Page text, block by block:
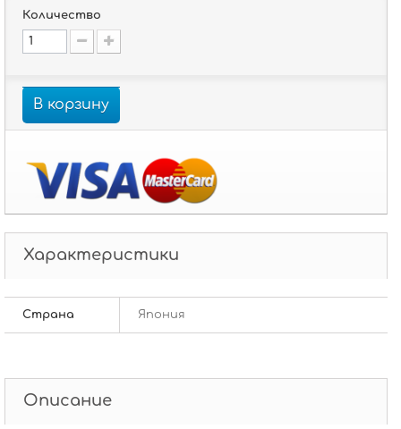
Количество
В корзину
Характеристики
Страна Япония
Описание